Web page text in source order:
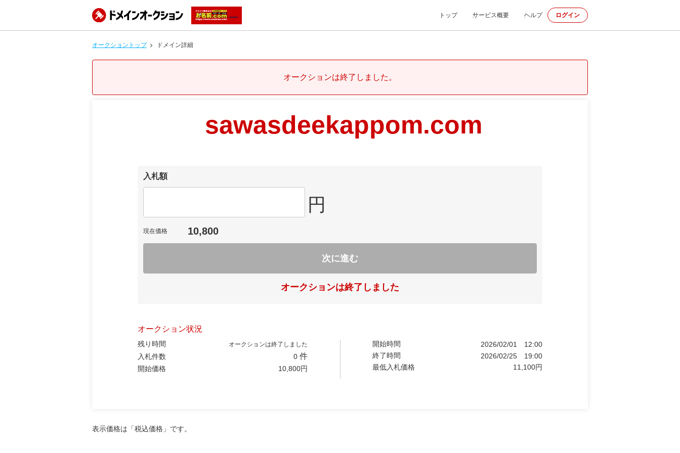
トップ サービス概要 ヘルプ ログイン
オークショントップ ドメイン詳細
オークションは終了しました。
sawasdeekappom.com
入札額
円
現在価格 10,800
次に進む
オークションは終了しました
オークション状況
残り時間 オークションは終了しました
入札件数 0 件
開始価格 10,800円
開始時間 2026/02/01
12:00
終了時間
2026/02/25
19:00
最低入札価格
11,100円
表示価格は「税込価格」です。